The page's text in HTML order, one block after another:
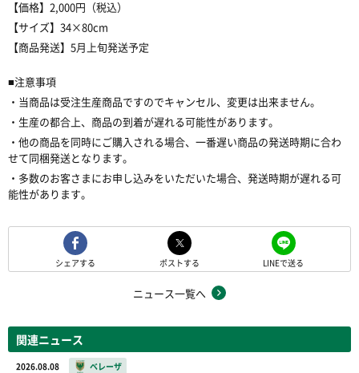
【価格】2,000円（税込）
【サイズ】34×80cm
【商品発送】5月上旬発送予定
■注意事項
・当商品は受注生産商品ですのでキャンセル、変更は出来ません。
・生産の都合上、商品の到着が遅れる可能性があります。
・他の商品を同時にご購入される場合、一番遅い商品の発送時期に合わ
せて同梱発送となります。
・多数のお客さまにお申し込みをいただいた場合、発送時期が遅れる可
能性があります。
シェアする ポストする LINEで送る
ニュース一覧へ
関連ニュース
2026.08.08 ベレーザ